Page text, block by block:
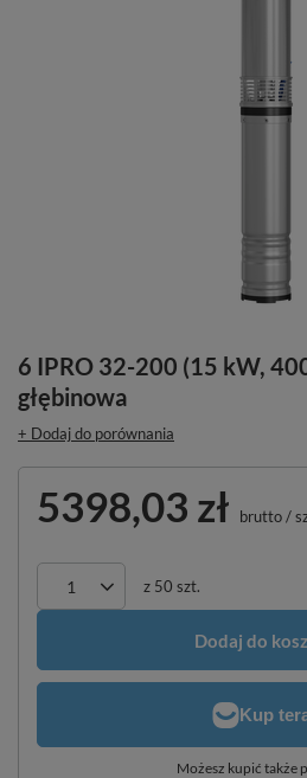
6 IPRO 32-200 (15 kW,
głębinowa
+ Dodaj do porównania
5398,03 zł brutto/
z 50 szt.
Dodaj do
Możesz kupić także